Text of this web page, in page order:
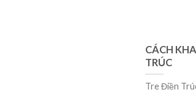
CÁCH
TRÚC
Tre Điền